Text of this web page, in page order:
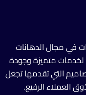
في مجال الدهانات
لخدمات متميزة وجودة
التي تقدمها تجعل
العملاء الرفيع.